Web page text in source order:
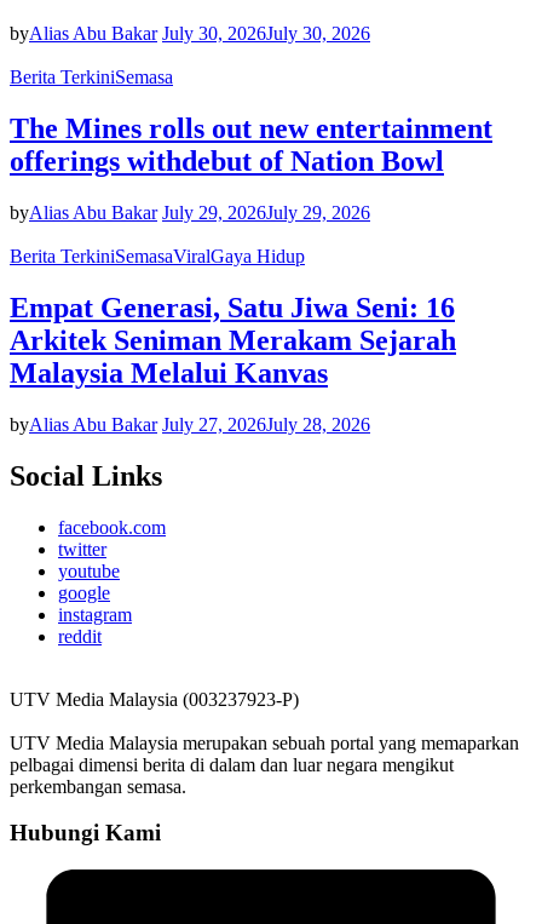
byAlias Abu Bakar July 30, 2026July 30, 2026
Berita TerkiniSemasa
The Mines rolls out new entertainment
offerings withdebut of Nation Bowl
byAlias Abu Bakar July 29, 2026July 29, 2026
Berita TerkiniSemasaViralGaya Hidup
Empat Generasi, Satu Jiwa Seni: 16
Arkitek Seniman Merakam Sejarah
Malaysia Melalui Kanvas
byAlias Abu Bakar July 27, 2026July 28, 2026
Social Links
facebook.com
twitter
youtube
google
instagram
reddit
UTV Media Malaysia (003237923-P)
UTV Media Malaysia merupakan sebuah portal yang memaparkan
pelbagai dimensi berita di dalam dan luar negara mengikut
perkembangan semasa.
Hubungi Kami